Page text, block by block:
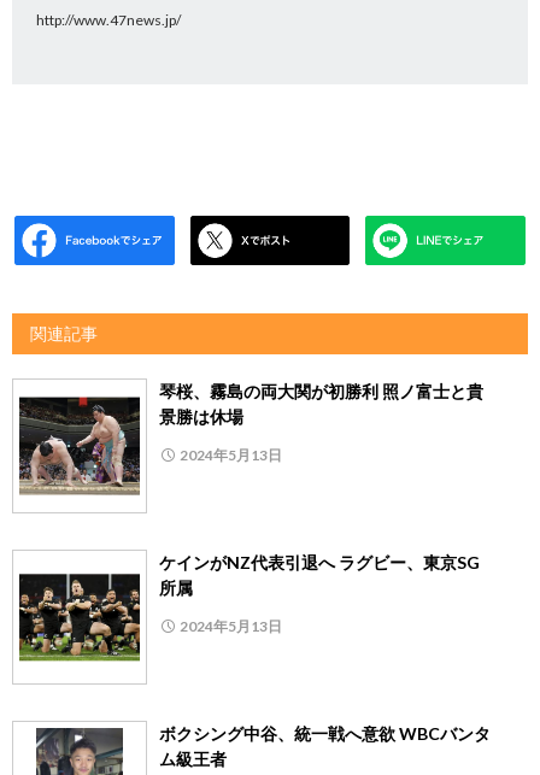
http://www.47news.jp/
関連記事
琴桜、霧島の両大関が初勝利 照ノ富士と貴
景勝は休場
2024年5月13日
ケインがNZ代表引退へ ラグビー、東京SG
所属
2024年5月13日
ボクシング中谷、統一戦へ意欲 WBCバンタ
ム級王者